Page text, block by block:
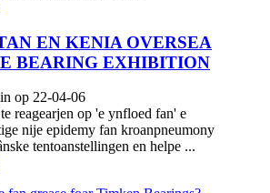
EN KENIA OVERSEA
BEARING EXHIBITION
op 22-04-06
reagearjen op 'e ynfloed fan' e
nije epidemy fan kroanpneumony
tentoanstellingen en helpe ...